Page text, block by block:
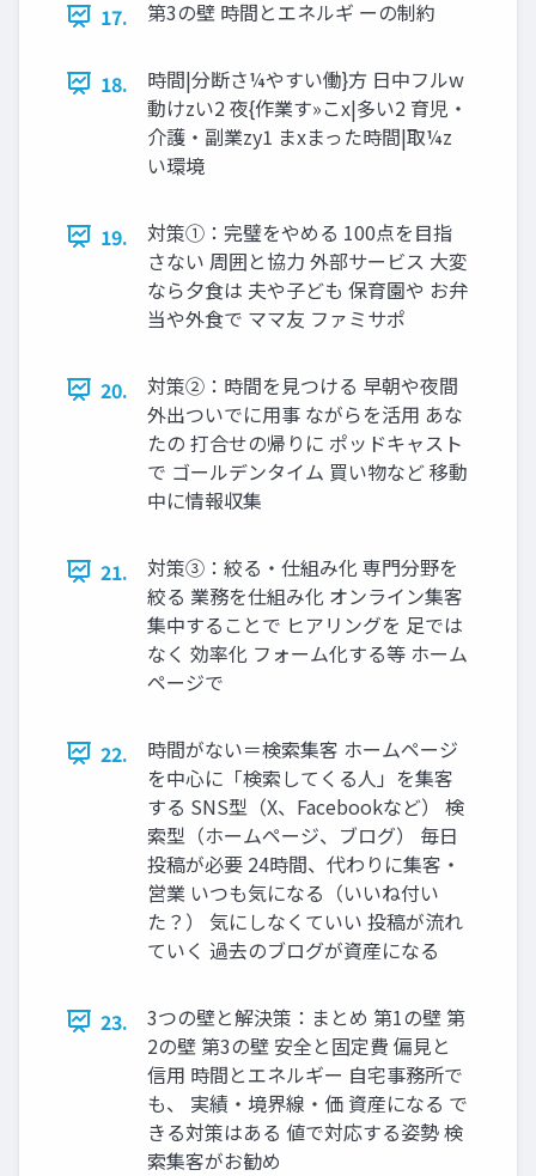
17. 第3の壁 時間とエネルギ ーの制約
18.
時間|分断さ¼やすい働}⽅ ⽇中フルw
動けzい2 夜{作業す»こx|多い2 育児‧
介護‧副業zy1 まxまった時間|取¼z
い環境
19.
対策①：完璧をやめる 100点を目指
さない 周囲と協力 外部サービス 大変
なら夕食は 夫や子ども 保育園や お弁
当や外食で ママ友 ファミサポ
20.
対策②：時間を見つける 早朝や夜間
外出ついでに用事 ながらを活用 あな
たの 打合せの帰りに ポッドキャスト
で ゴールデンタイム 買い物など 移動
中に情報収集
21.
対策③：絞る・仕組み化 専門分野を
絞る 業務を仕組み化 オンライン集客
集中することで ヒアリングを 足では
なく 効率化 フォーム化する等 ホーム
ページで
22.
時間がない＝検索集客 ホームページ
を中心に「検索してくる人」を集客
する SNS型（X、Facebookなど） 検
索型（ホームページ、ブログ） 毎日
投稿が必要 24時間、代わりに集客・
営業 いつも気になる（いいね付い
た？） 気にしなくていい 投稿が流れ
ていく 過去のブログが資産になる
23.
3つの壁と解決策：まとめ 第1の壁 第
2の壁 第3の壁 安全と固定費 偏見と
信用 時間とエネルギー 自宅事務所で
も、 実績・境界線・価 資産になる で
きる対策はある 値で対応する姿勢 検
索集客がお勧め